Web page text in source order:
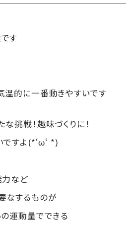
す
温的に一番動きやすいです
挑戦！趣味づくりに！
ですよ(*‘ω‘ *)
力など
なするものが
運動量でできる